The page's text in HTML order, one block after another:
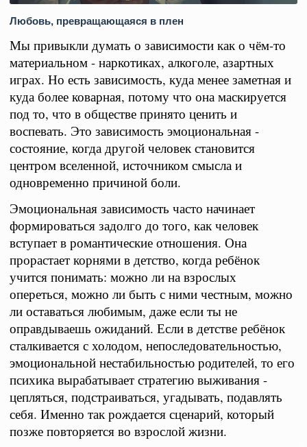
Любовь, превращающаяся в плен
Мы привыкли думать о зависимости как о чём-то
материальном - наркотиках, алкоголе, азартных
играх. Но есть зависимость, куда менее заметная и
куда более коварная, потому что она маскируется
под то, что в обществе принято ценить и
воспевать. Это зависимость эмоциональная -
состояние, когда другой человек становится
центром вселенной, источником смысла и
одновременно причиной боли.
Эмоциональная зависимость часто начинает
формироваться задолго до того, как человек
вступает в романтические отношения. Она
прорастает корнями в детство, когда ребёнок
учится понимать: можно ли на взрослых
опереться, можно ли быть с ними честным, можно
ли оставаться любимым, даже если ты не
оправдываешь ожиданий. Если в детстве ребёнок
сталкивается с холодом, непоследовательностью,
эмоциональной нестабильностью родителей, то его
психика вырабатывает стратегию выживания -
цепляться, подстраиваться, угадывать, подавлять
себя. Именно так рождается сценарий, который
позже повторяется во взрослой жизни.